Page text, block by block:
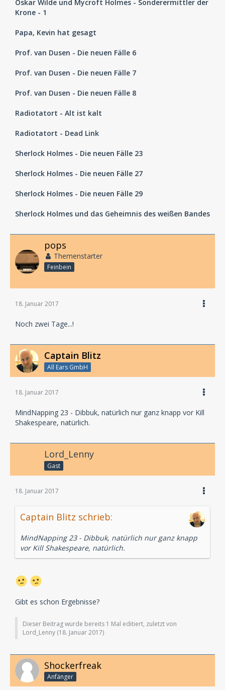
Oskar Wilde und Mycroft Holmes - Sonderermittler der
Krone - 1
Papa, Kevin hat gesagt
Prof. van Dusen - Die neuen Fälle 6
Prof. van Dusen - Die neuen Fälle 7
Prof. van Dusen - Die neuen Fälle 8
Radiotatort - Alt ist kalt
Radiotatort - Dead Link
Sherlock Holmes - Die neuen Fälle 23
Sherlock Holmes - Die neuen Fälle 27
Sherlock Holmes - Die neuen Fälle 29
Sherlock Holmes und das Geheimnis des weißen Bandes
pops
Themenstarter
Feinbein
18. Januar 2017
Noch zwei Tage...!
Captain Blitz
All Ears GmbH
18. Januar 2017
MindNapping 23 - Dibbuk, natürlich nur ganz knapp vor Kill
Shakespeare, natürlich.
Lord_Lenny
Gast
18. Januar 2017
Captain Blitz schrieb:
MindNapping 23 - Dibbuk, natürlich nur ganz knapp
vor Kill Shakespeare, natürlich.
Gibt es schon Ergebnisse?
Dieser Beitrag wurde bereits 1 Mal editiert, zuletzt von
Lord_Lenny (18. Januar 2017)
Shockerfreak
Anfänger